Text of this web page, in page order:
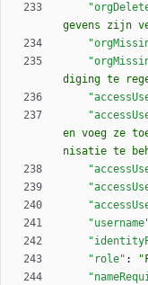
gevens zijn
diging te
en voeg ze
nisatie te
"role" :